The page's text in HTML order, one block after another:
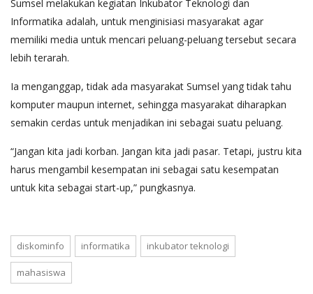
Sumsel melakukan kegiatan Inkubator Teknologi dan
Informatika adalah, untuk menginisiasi masyarakat agar
memiliki media untuk mencari peluang-peluang tersebut secara
lebih terarah.
Ia menganggap, tidak ada masyarakat Sumsel yang tidak tahu
komputer maupun internet, sehingga masyarakat diharapkan
semakin cerdas untuk menjadikan ini sebagai suatu peluang.
“Jangan kita jadi korban. Jangan kita jadi pasar. Tetapi, justru kita
harus mengambil kesempatan ini sebagai satu kesempatan
untuk kita sebagai start-up,” pungkasnya.
diskominfo informatika inkubator teknologi
mahasiswa